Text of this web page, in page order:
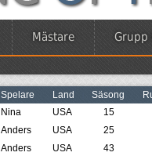
Mästare Grupp
Spelare Land Säsong
Nina USA
15
Anders USA
25
Anders USA 43